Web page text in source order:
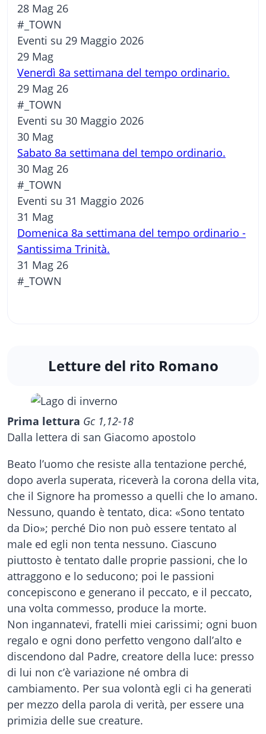
28 Mag 26
#_TOWN
Eventi su 29 Maggio 2026
29 Mag
Venerdì 8a settimana del tempo ordinario.
29 Mag 26
#_TOWN
Eventi su 30 Maggio 2026
30 Mag
Sabato 8a settimana del tempo ordinario.
30 Mag 26
#_TOWN
Eventi su 31 Maggio 2026
31 Mag
Domenica 8a settimana del tempo ordinario -
Santissima Trinità.
31 Mag 26
#_TOWN
Letture del rito Romano
Prima lettura Gc 1,12-18
Dalla lettera di san Giacomo apostolo
Beato l’uomo che resiste alla tentazione perché,
dopo averla superata, riceverà la corona della vita,
che il Signore ha promesso a quelli che lo amano.
Nessuno, quando è tentato, dica: «Sono tentato
da Dio»; perché Dio non può essere tentato al
male ed egli non tenta nessuno. Ciascuno
piuttosto è tentato dalle proprie passioni, che lo
attraggono e lo seducono; poi le passioni
concepiscono e generano il peccato, e il peccato,
una volta commesso, produce la morte.
Non ingannatevi, fratelli miei carissimi; ogni buon
regalo e ogni dono perfetto vengono dall’alto e
discendono dal Padre, creatore della luce: presso
di lui non c’è variazione né ombra di
cambiamento. Per sua volontà egli ci ha generati
per mezzo della parola di verità, per essere una
primizia delle sue creature.